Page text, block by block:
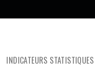
INDICATEURS STATISTIQUES